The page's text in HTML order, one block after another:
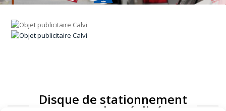
Disque de stationnement